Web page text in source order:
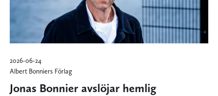
2026-06-24
Albert Bonniers Förlag
Jonas Bonnier avslöjar hemlig